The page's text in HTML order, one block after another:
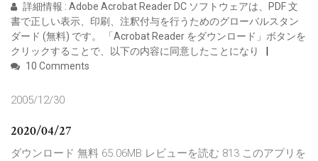
詳細情報 : Adobe Acrobat Reader DC ソフトウェアは、PDF 文
書で正しい表示、印刷、注釈付与を行うためのグローバルスタン
ダード (無料) です。 「Acrobat Reader をダウンロード」ボタンを
クリックすることで、以下の内容に同意したことになり
10 Comments
2005/12/30
2020/04/27
ダウンロード 無料 65.06MB レビューを読む 813 このアプリを